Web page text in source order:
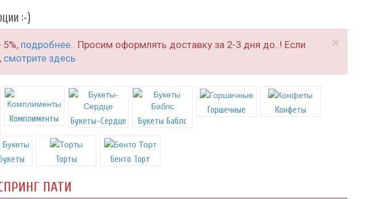
:-)
×
подробнее.. Просим оформлять доставку за 2-3 дня до..! Если
смотрите здесь
Комплименты Букеты-Сердце Букеты Баблс
Горшечные Конфеты
Торты Бенто Торт
ПАТИ